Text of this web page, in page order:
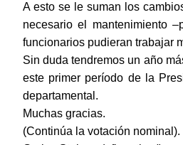
A esto se le suman los
necesario el mantenimiento
funcionarios pudieran trabajar
Sin duda tendremos un año
este primer período de la
departamental.
Muchas gracias.
(Continúa la votación nominal).